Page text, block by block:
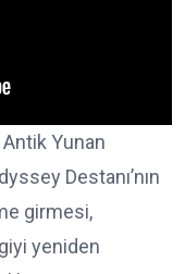
Antik Yunan
Destanı’nın
girmesi,
yeniden